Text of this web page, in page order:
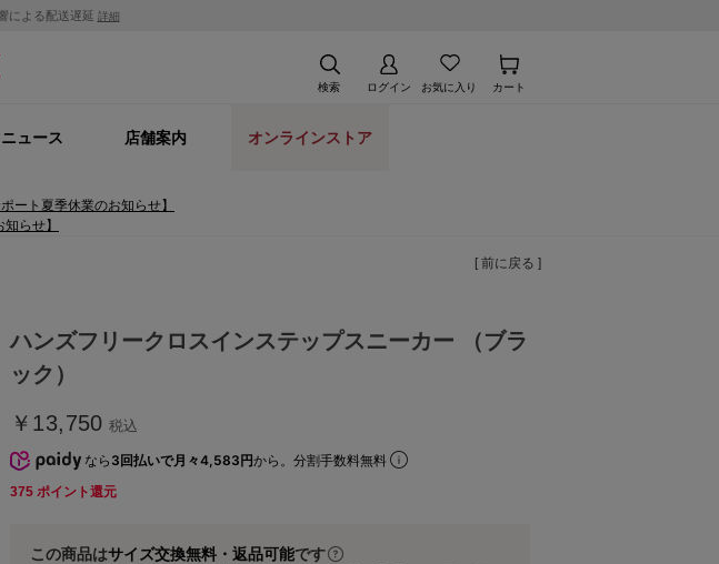
による配送遅延 詳細
検索 ログイン お気に入り カート
ニュース 店舗案内 オンラインストア
ート夏季休業のお知らせ】
らせ】
[ 前に戻る ]
ハンズフリークロスインステップスニーカー （ブラ
ック）
￥13,750 税込
なら 3回払いで月々4,583円から。分割手数料無料
375 ポイント還元
この商品はサイズ交換無料・返品可能です